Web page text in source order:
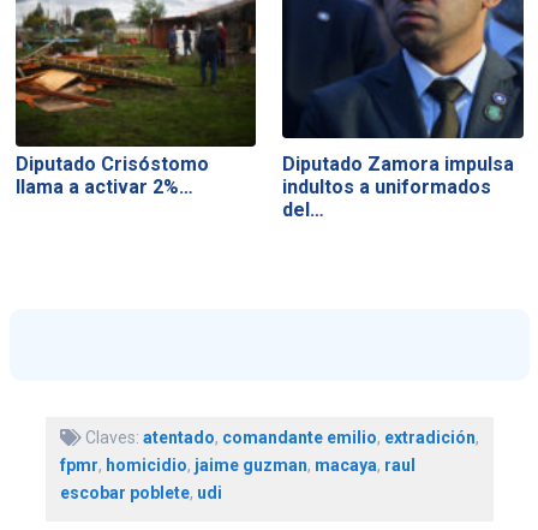
Diputado Crisóstomo
llama a activar 2%…
Diputado Zamora impulsa
indultos a uniformados
del…
Claves: atentado, comandante emilio, extradición,
fpmr, homicidio, jaime guzman, macaya, raul
escobar poblete, udi